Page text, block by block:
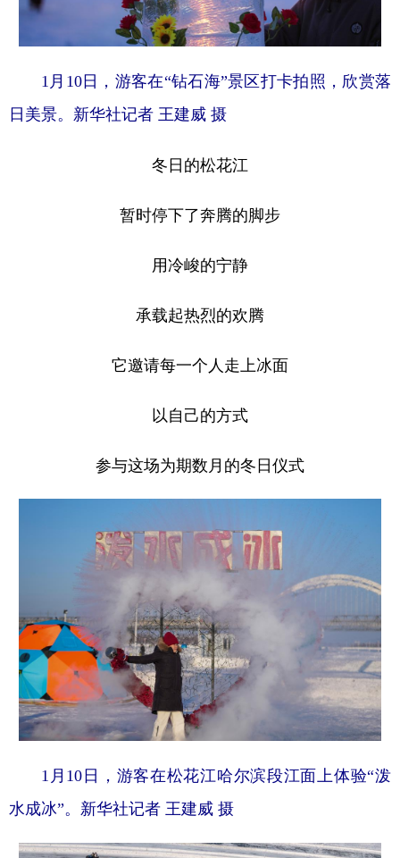
1月10日，游客在“钻石海”景区打卡拍照，欣赏落
日美景。新华社记者 王建威 摄
冬日的松花江
暂时停下了奔腾的脚步
用冷峻的宁静
承载起热烈的欢腾
它邀请每一个人走上冰面
以自己的方式
参与这场为期数月的冬日仪式
1月10日，游客在松花江哈尔滨段江面上体验“泼
水成冰”。新华社记者 王建威 摄